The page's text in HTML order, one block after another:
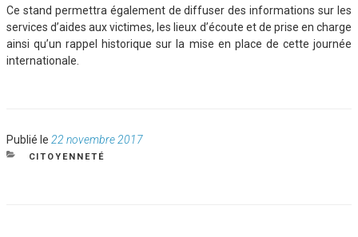
Ce stand permettra également de diffuser des informations sur les
services d’aides aux victimes, les lieux d’écoute et de prise en charge
ainsi qu’un rappel historique sur la mise en place de cette journée
internationale.
Publié le Publié
le
22 novembre 2017
CATÉGORIES
CITOYENNETÉ